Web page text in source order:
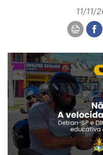
11/11/